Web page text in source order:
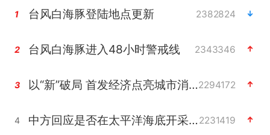
1 台风白海豚登陆地点更新 2382824
2 台风白海豚进入48小时警戒线 2343346
3 以“新”破局 首发经济点亮城市消费活力2294172
4 中方回应是否在太平洋海底开采稀土2231419